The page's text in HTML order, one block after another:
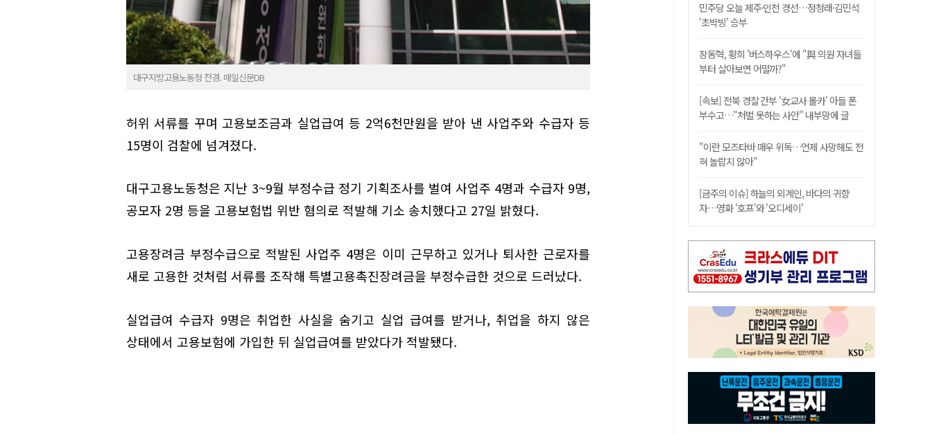
대구지방고용노동청 전경. 매일신문DB
허위 서류를 꾸며 고용보조금과 실업급여 등 2억6천만원을 받아 낸 사업주와 수급자 등
15명이 검찰에 넘겨졌다.
대구고용노동청은 지난 3~9월 부정수급 정기 기획조사를 벌여 사업주 4명과 수급자 9명,
공모자 2명 등을 고용보험법 위반 혐의로 적발해 기소 송치했다고 27일 밝혔다.
고용장려금 부정수급으로 적발된 사업주 4명은 이미 근무하고 있거나 퇴사한 근로자를
새로 고용한 것처럼 서류를 조작해 특별고용촉진장려금을 부정수급한 것으로 드러났다.
실업급여 수급자 9명은 취업한 사실을 숨기고 실업 급여를 받거나, 취업을 하지 않은
상태에서 고용보험에 가입한 뒤 실업급여를 받았다가 적발됐다.
민주당 오늘 제주·인천 경선…정청래·김민석
'초박빙' 승부
장동혁, 황희 '버스하우스'에 "與 의원 자녀들
부터 살아보면 어떨까?"
[속보] 전북 경찰 간부 '女교사 몰카' 아들 폰
부수고…"처벌 못하는 사안" 내부망에 글
"이란 모즈타바 매우 위독…언제 사망해도 전
혀 놀랍지 않아"
[금주의 이슈] 하늘의 외계인, 바다의 귀향
자…영화 '호프'와 '오디세이'